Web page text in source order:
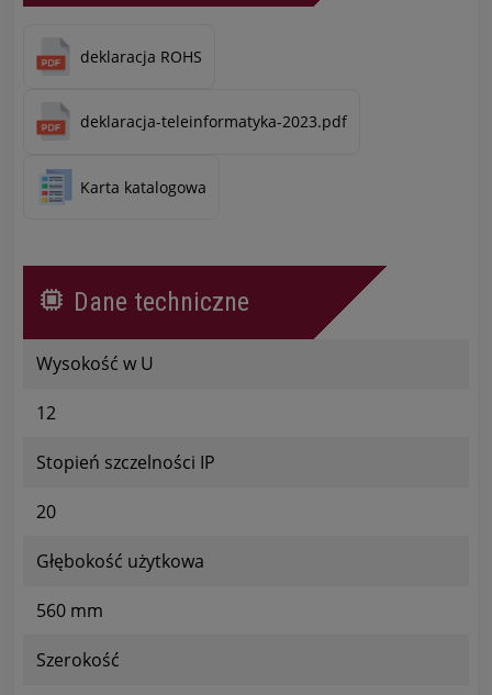
deklaracja ROHS
deklaracja-teleinformatyka-2023.pdf
Karta katalogowa
Dane techniczne
Wysokość w U
12
Stopień szczelności IP
20
Głębokość użytkowa
560 mm
Szerokość